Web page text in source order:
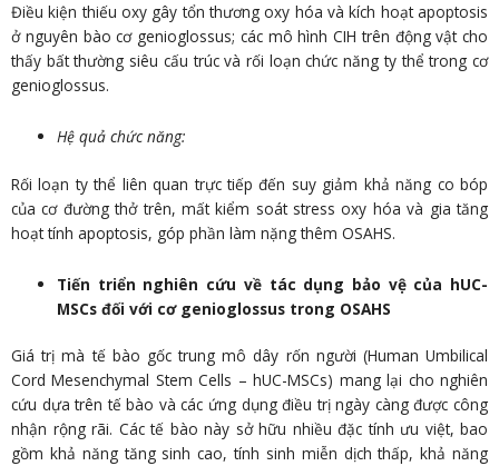
Điều kiện thiếu oxy gây tổn thương oxy hóa và kích hoạt apoptosis
ở nguyên bào cơ genioglossus; các mô hình CIH trên động vật cho
thấy bất thường siêu cấu trúc và rối loạn chức năng ty thể trong cơ
genioglossus.
Hệ quả chức năng:
Rối loạn ty thể liên quan trực tiếp đến suy giảm khả năng co bóp
của cơ đường thở trên, mất kiểm soát stress oxy hóa và gia tăng
hoạt tính apoptosis, góp phần làm nặng thêm OSAHS.
Tiến triển nghiên cứu về tác dụng bảo vệ của hUC-
MSCs đối với cơ genioglossus trong OSAHS
Giá trị mà tế bào gốc trung mô dây rốn người (Human Umbilical
Cord Mesenchymal Stem Cells – hUC-MSCs) mang lại cho nghiên
cứu dựa trên tế bào và các ứng dụng điều trị ngày càng được công
nhận rộng rãi. Các tế bào này sở hữu nhiều đặc tính ưu việt, bao
gồm khả năng tăng sinh cao, tính sinh miễn dịch thấp, khả năng